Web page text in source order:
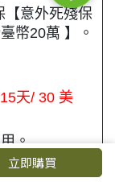
立即購買
【意外死殘保
幣20萬 】。
天/ 30 美
。
行程或飛機